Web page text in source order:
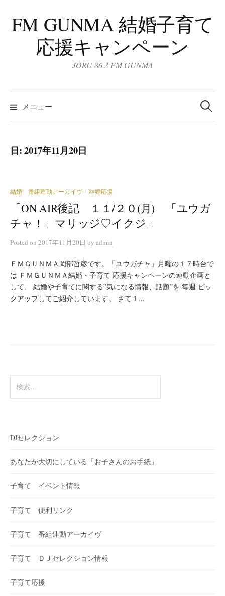
ン
テ
FM GUNMA 結婚子育て
応援キャンペーン
JORU 86.3 FM GUNMA
メニュー
検
索:
日:2017年11月20日
結婚 番組連動アーカイヴ / 結婚応援
「ON AIR後記 １１/２０(月) 「ユウガ
チャ！」マリッジ♡イクジ」
Posted on 2017年11月20日 by admin
ＦＭＧＵＮＭＡ岡部哲彦です。「ユウガチャ」月曜の１７時台で
は ＦＭＧＵＮＭＡ結婚・子育て 応援キャンペーンの連動企画と
して、 結婚や子育てに関する”気になる情報、話題”を 毎週 ピッ
クアップしてご紹介しています。 さて１...
索:
DJセレクション
あなたが大切にしている「お子さんのお手紙」
子育て イベント情報
子育て 便利リンク
子育て 番組連動アーカイヴ
子育て ＤＪセレクション情報
子育て応援